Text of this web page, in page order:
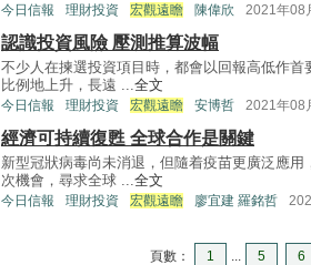
今日信報 理財投資 宏觀遠瞻 陳偉欣 2021年08
認識投資風險 壓測推算波幅
不少人在揀選投資項目時，都會以回報高低作
比例地上升，長遠 ... 全文
今日信報 理財投資 宏觀遠瞻 安博哲 2021年08
經濟可持續復甦 全球合作是關鍵
新型冠狀病毒尚未消退，但隨着疫苗更廣泛應
次機會，尋求全球 ... 全文
今日信報 理財投資 宏觀遠瞻 廖宜建 羅銘哲
頁數： 1 ... 5 6